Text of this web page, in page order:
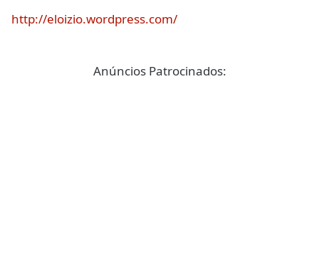
http://eloizio.wordpress.com/
Anúncios Patrocinados: